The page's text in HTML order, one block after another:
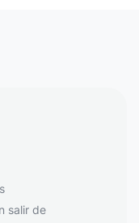
salir de